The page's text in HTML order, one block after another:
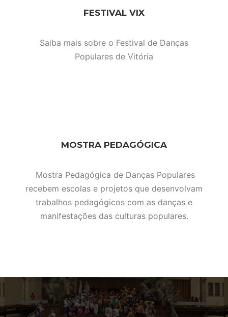
FESTIVAL VIX
Saiba mais sobre o Festival de Danças
Populares de Vitória
MOSTRA PEDAGÓGICA
Mostra Pedagógica de Danças Populares
recebem escolas e projetos que desenvolvam
trabalhos pedagógicos com as danças e
manifestações das culturas populares.